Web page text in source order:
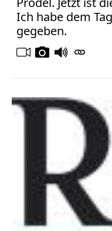
Ich habe dem
gegeben.